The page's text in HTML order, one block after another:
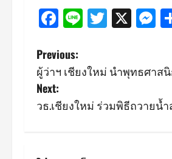
Facebook
LineTwitter
X
P
o
s
Previous:
ผู้ว่าฯ เชียงใหม่ นำพุทธศา
Next:
วธ.เชียงใหม่ ร่วมพิธีถวายน้